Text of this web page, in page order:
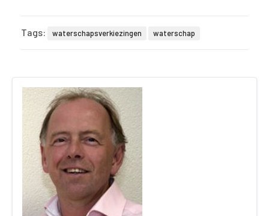
Tags: waterschapsverkiezingen waterschap